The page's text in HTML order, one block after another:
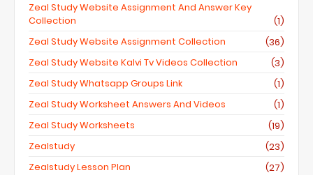
Zeal Study Website Assignment And Answer Key
Collection
(1)
Zeal Study Website Assignment Collection
(36)
Zeal Study Website Kalvi Tv Videos Collection
(3)
Zeal Study Whatsapp Groups Link
(1)
Zeal Study Worksheet Answers And Videos
(1)
Zeal Study Worksheets
(19)
Zealstudy
(23)
Zealstudy Lesson Plan
(27)